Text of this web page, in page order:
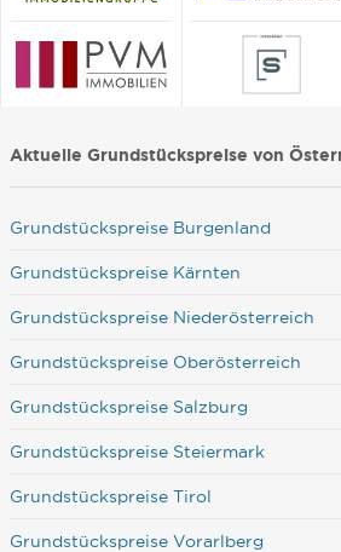
Aktuelle Grundstückspreise von
Grundstückspreise Burgenland
Grundstückspreise Kärnten
Grundstückspreise Niederösterreich
Grundstückspreise Oberösterreich
Grundstückspreise Salzburg
Grundstückspreise Steiermark
Grundstückspreise Tirol
Grundstückspreise Vorarlberg